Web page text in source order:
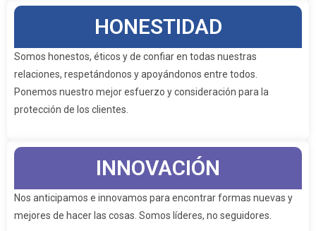
HONESTIDAD
Somos honestos, éticos y de confiar en todas nuestras
relaciones, respetándonos y apoyándonos entre todos.
Ponemos nuestro mejor esfuerzo y consideración para la
protección de los clientes.
INNOVACIÓN
Nos anticipamos e innovamos para encontrar formas nuevas y
mejores de hacer las cosas. Somos líderes, no seguidores.